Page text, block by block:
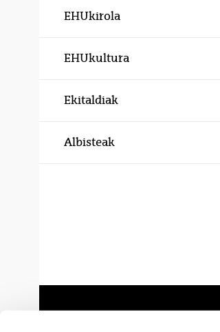
EHUkirola
EHUkultura
Ekitaldiak
Albisteak